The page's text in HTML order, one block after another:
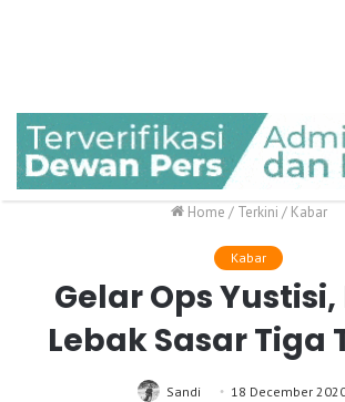
Home / Terkini / Kabar
Kabar
Gelar Ops Yustisi,
Lebak Sasar Tiga
Sandi 18 December